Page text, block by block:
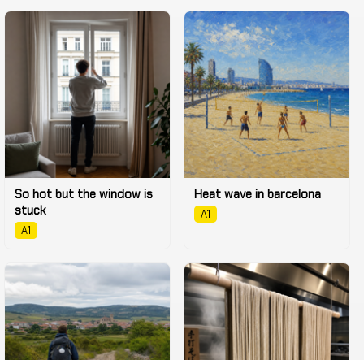
So hot but the window is
stuck
A1
Heat wave in barcelona
A1